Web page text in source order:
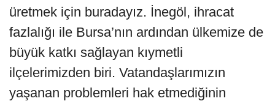
üretmek için buradayız. İnegöl, ihracat
fazlalığı ile Bursa’nın ardından ülkemize de
büyük katkı sağlayan kıymetli
ilçelerimizden biri. Vatandaşlarımızın
yaşanan problemleri hak etmediğinin